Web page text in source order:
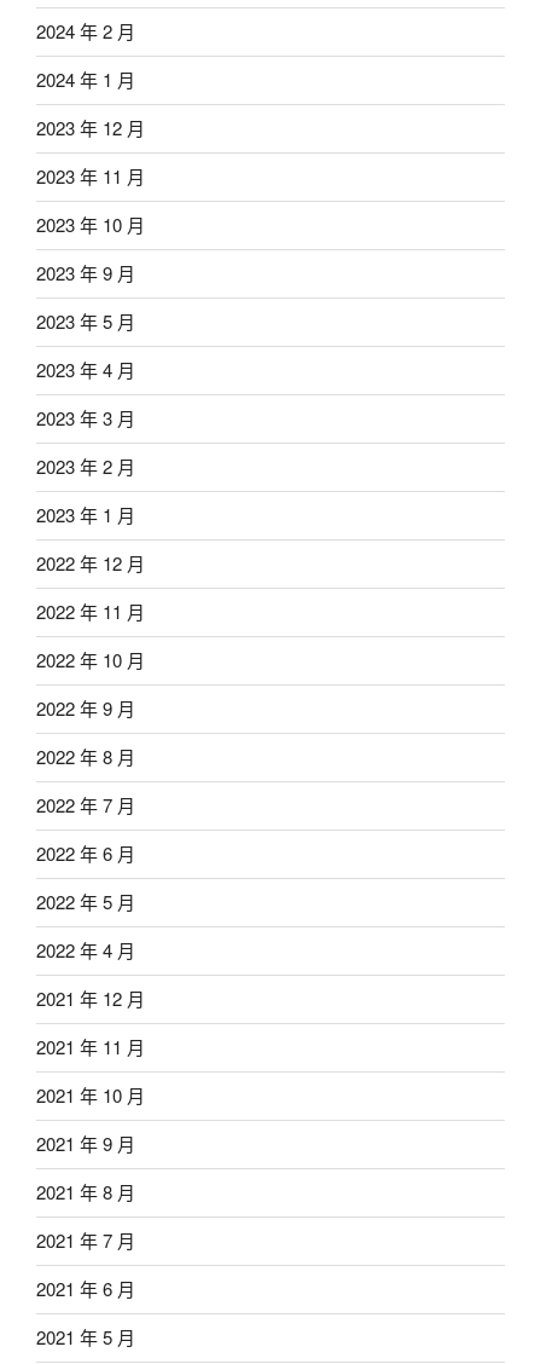
2024 年 2 月
2024 年 1 月
2023 年 12 月
2023 年 11 月
2023 年 10 月
2023 年 9 月
2023 年 5 月
2023 年 4 月
2023 年 3 月
2023 年 2 月
2023 年 1 月
2022 年 12 月
2022 年 11 月
2022 年 10 月
2022 年 9 月
2022 年 8 月
2022 年 7 月
2022 年 6 月
2022 年 5 月
2022 年 4 月
2021 年 12 月
2021 年 11 月
2021 年 10 月
2021 年 9 月
2021 年 8 月
2021 年 7 月
2021 年 6 月
2021 年 5 月